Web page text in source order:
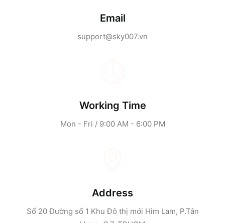
Email
support@sky007.vn
Working Time
Mon - Fri / 9:00 AM - 6:00 PM
Address
Số 20 Đường số 1 Khu Đô thị mới Him Lam, P.Tân